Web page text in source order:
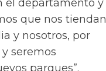
el departamento y
que nos tiendan
y nosotros, por
seremos
parques”.